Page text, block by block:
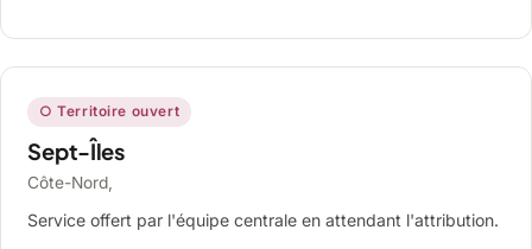
○ Territoire ouvert
Sept-Îles
Côte-Nord,
Service offert par l'équipe centrale en attendant l'attribution.